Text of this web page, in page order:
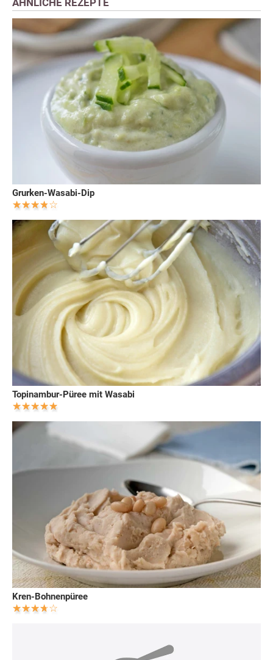
Grurken-Wasabi-Dip
Topinambur-Püree mit Wasabi
Kren-Bohnenpüree